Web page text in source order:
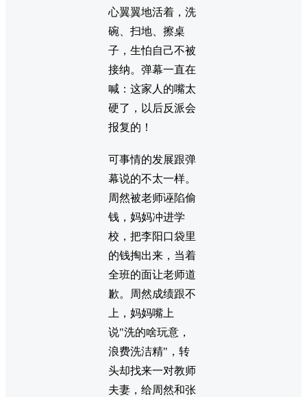
心翼翼地活着，洗
碗、扫地、擦桌
子，生怕自己不被
接纳。弹幕一直在
喊：这家人的嘴太
硬了，以后反派会
报复的！
可事情的发展跟弹
幕说的不太一样。
周然被老师诬陷偷
钱，妈妈冲进学
校，把李阳口袋里
的钱掏出来，当着
全班的面让老师道
歉。周然成绩跟不
上，妈妈嘴上
说"洗的啥玩意，
浪费洗洁精"，转
头却找来一对教师
夫妻，给周然和张